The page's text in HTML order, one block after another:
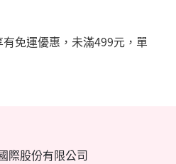
免運優惠，未滿499元，單
際股份有限公司